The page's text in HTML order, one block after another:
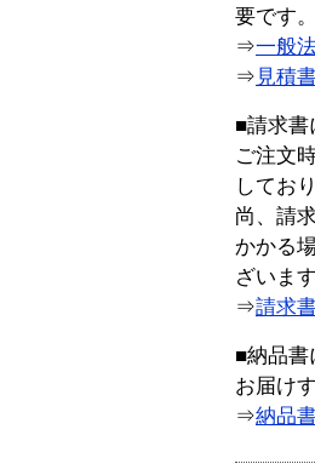
要です。
⇒一般
⇒ 見積
■請求書
ご注文
してお
尚、請
かかる
ざいます
⇒請求
■納品書
お届け
⇒納品